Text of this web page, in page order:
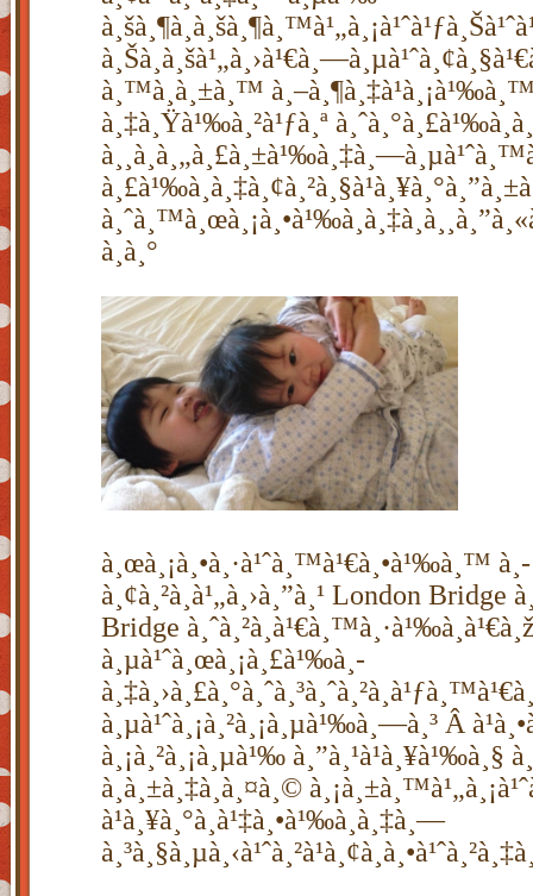
à¸™à¸à¸±à¸™
à¸‡à¸Ÿà¹‰à¸²à¹ƒà¸ª
à¸­à¸°
à¸œà¸¡à¸•à¸·à¹ˆà¸™à¹€à¸•à¹‰à¸™ à¸­
à¸¢à¸²à¸à¹„à¸›à¸”à¸¹ London Bridge
Bridge
à¸µà¹ˆà¸œà¸¡à¸£à¹‰à¸­
à¸µà¹ˆà¸¡à¸²à¸¡à¸µà¹‰à¸—à¸³ Â
à¸¡à¸²à¸¡à¸µà¹‰ à¸”à¸¹à¹à¸¥à¹‰à¸§
à¸­à¸±à¸‡à¸à¸¤à¸©
à¹à¸¥à¸°à¸à¹‡à¸•à¹‰à¸­à¸‡à¸—